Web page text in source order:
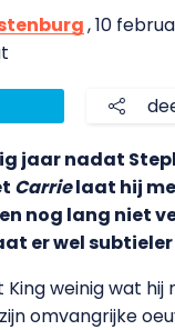
, 10
jaar nadat
Carrielaat hij
nog lang niet
er wel subtieler
weinig wat hij
omvangrijke